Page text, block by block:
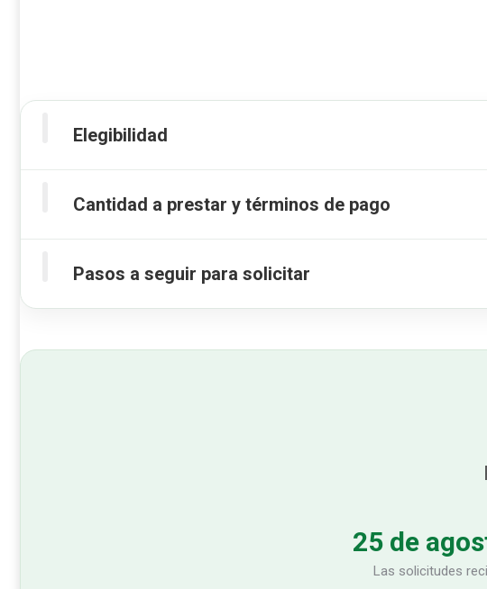
Elegibilidad
Cantidad a prestar y términos de pago
Pasos a seguir para solicitar
25 de
Las solicitudes